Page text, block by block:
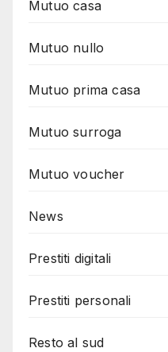
Mutuo casa
Mutuo nullo
Mutuo prima casa
Mutuo surroga
Mutuo voucher
News
Prestiti digitali
Prestiti personali
Resto al sud